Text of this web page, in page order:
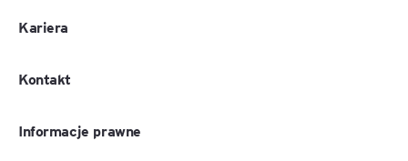
Kariera
Kontakt
Informacje prawne